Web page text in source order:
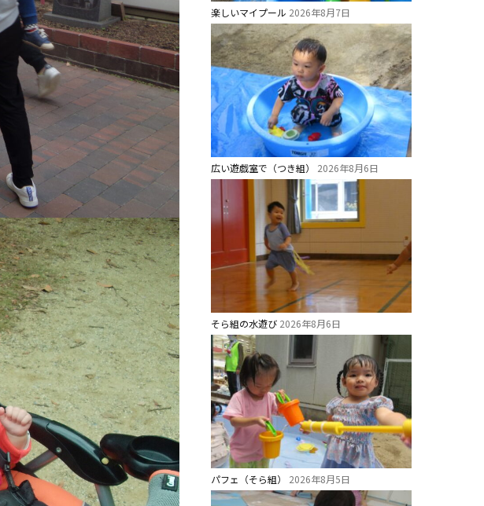
楽しいマイプール 2026年8月7日
広い遊戯室で（つき組） 2026年8月6日
そら組の水遊び 2026年8月6日
パフェ（そら組） 2026年8月5日